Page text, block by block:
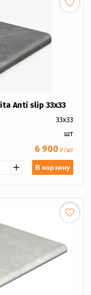
Anti slip 33x33
33x33
шт
6 900 ₽/шт
В корзину